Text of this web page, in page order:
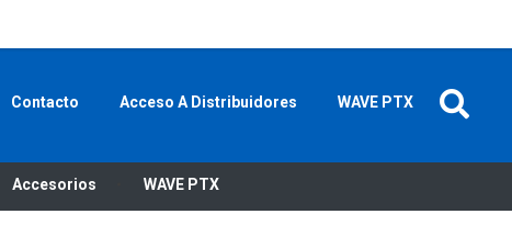
Contacto Acceso A Distribuidores WAVE PTX
Accesorios WAVE PTX